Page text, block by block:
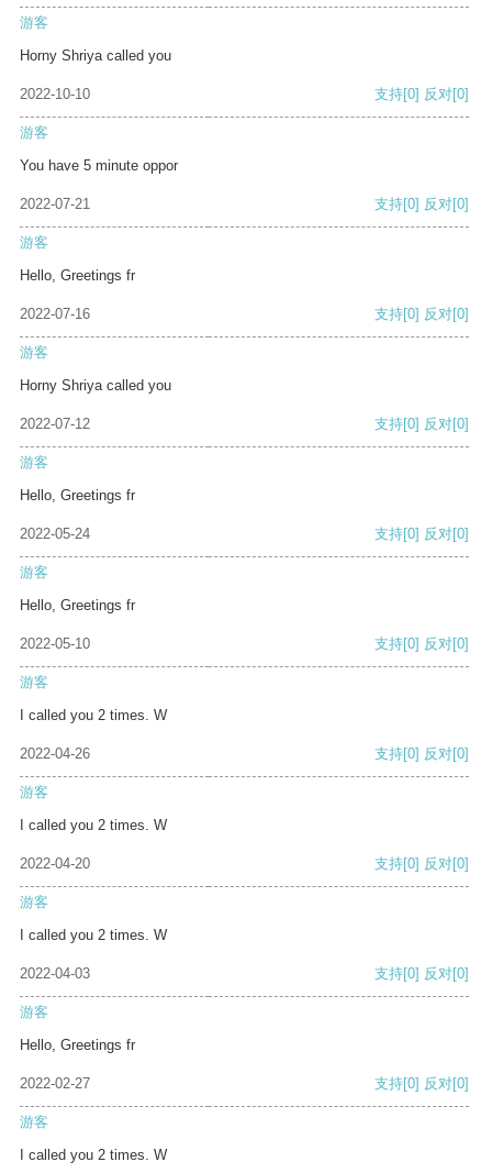
游客
Horny Shriya called you
2022-10-10 支持[0] 反对[0]
游客
You have 5 minute oppor
2022-07-21 支持[0] 反对[0]
游客
Hello, Greetings fr
2022-07-16 支持[0] 反对[0]
游客
Horny Shriya called you
2022-07-12 支持[0] 反对[0]
游客
Hello, Greetings fr
2022-05-24 支持[0] 反对[0]
游客
Hello, Greetings fr
2022-05-10 支持[0] 反对[0]
游客
I called you 2 times. W
2022-04-26 支持[0] 反对[0]
游客
I called you 2 times. W
2022-04-20 支持[0] 反对[0]
游客
I called you 2 times. W
2022-04-03 支持[0] 反对[0]
游客
Hello, Greetings fr
2022-02-27 支持[0] 反对[0]
游客
I called you 2 times. W